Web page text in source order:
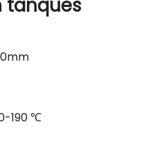
tanques
190 ℃